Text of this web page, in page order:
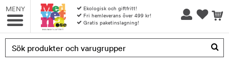
MENY
Ekologisk och giftfritt!
Fri hemleverans över 499 kr!
Gratis paketinslagning!
Produkten har blivit tillagd i varukorgen